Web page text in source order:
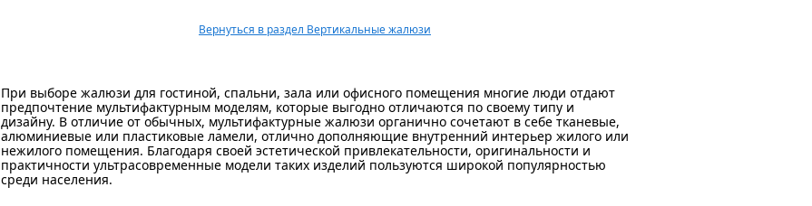
Вернуться в раздел Вертикальные жалюзи
При выборе жалюзи для гостиной, спальни, зала или офисного помещения многие люди отдают
предпочтение мультифактурным моделям, которые выгодно отличаются по своему типу и
дизайну. В отличие от обычных, мультифактурные жалюзи органично сочетают в себе тканевые,
алюминиевые или пластиковые ламели, отлично дополняющие внутренний интерьер жилого или
нежилого помещения. Благодаря своей эстетической привлекательности, оригинальности и
практичности ультрасовременные модели таких изделий пользуются широкой популярностью
среди населения.